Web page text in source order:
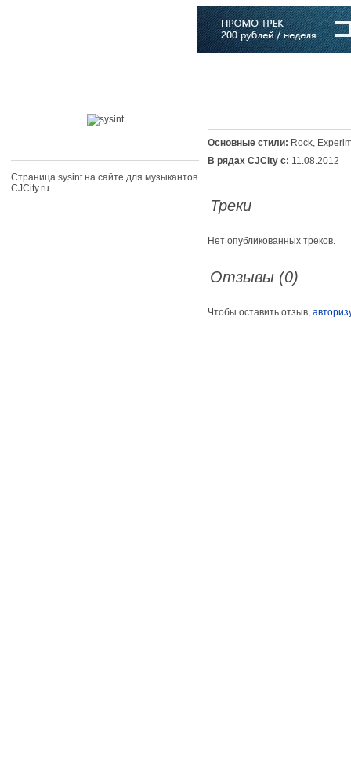
Страница sysint на сайте для музыкантов
CJCity.ru.
Основные стили: Rock,
В рядах CJCity с: 11.08.2012
Треки
Нет опубликованных треков.
Отзывы (0)
Чтобы оставить отзыв,